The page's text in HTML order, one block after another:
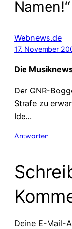
Namen!“
Webnews.de
17. November
Die
Der GNR-
Strafe zu
Ide…
Antworten
Deine E-Mail-